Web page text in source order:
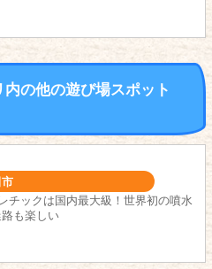
内の他の遊び場スポット
チックは国内最大級！世界初の噴水
も楽しい